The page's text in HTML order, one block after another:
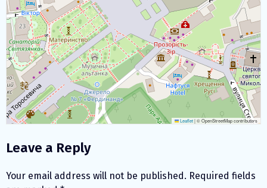
Leaflet|© OpenStreetMap contributors
Leave a Reply
Your email address will not be published. Required fields